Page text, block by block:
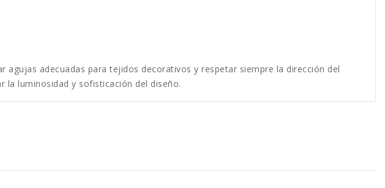
agujas adecuadas para tejidos decorativos y respetar siempre la dirección del
luminosidad y sofisticación del diseño.